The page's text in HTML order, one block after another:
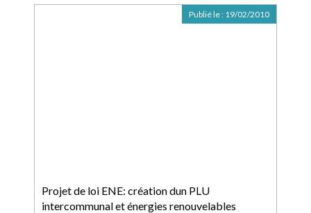
Projet de loi ENE: création dun PLU
intercommunal et énergies renouvelables
Publié le : 19/02/2010